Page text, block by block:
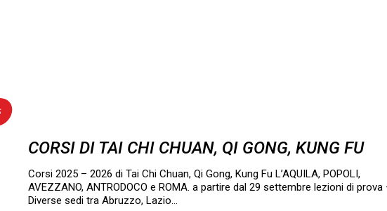
CORSI DI TAI CHI CHUAN, QI GONG, KUNG FU
Corsi 2025 – 2026 di Tai Chi Chuan, Qi Gong, Kung Fu L’AQUILA, POPOLI,
AVEZZANO, ANTRODOCO e ROMA. a partire dal 29 settembre lezioni di prova
Diverse sedi tra Abruzzo, Lazio…